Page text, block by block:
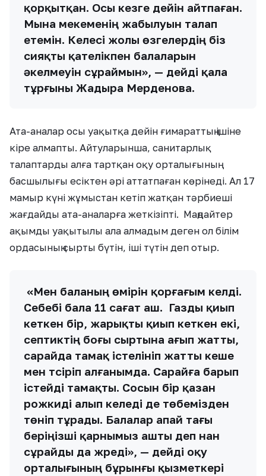
қорқытқан. Осы кезге дейін айтпаған.
Мына мекеменің жабылуын талап
етемін. Келесі жолы өзгелердің біз
сияқты қателікпен балаларын
әкелмеуін сұраймын», — дейді қала
тұрғыны Жадыра Мерденова.
Ата-аналар осы уақытқа дейін ғимараттың ішіне
кіре алмапты. Айтуларынша, санитарлық
талаптарды алға тартқан оқу орталығының
басшылығы есіктен әрі аттатпаған көрінеді. Ал 17
мамыр күні жұмыстан кетіп жатқан тәрбиеші
жағдайды ата-аналарға жеткізіпті. Маңдайтер
ақымды уақытылы ала алмадым деген ол білім
ордасының сырты бүтін, іші түтін деп отыр.
«Мен баланың өмірін қорғағым келді.
Себебі бала 11 сағат аш. Газды қиып
кеткен бір, жарықты қиып кеткен екі,
септиктің боғы сыртына ағып жатты,
сарайда тамақ істелініп жатты кеше
мен түсіріп алғанымда. Сарайға барып
істейді тамақты. Сосын бір қазан
рожкиді алып келеді де төбемізден
төніп тұрады. Балалар апай тағы
беріңізші қарнымыз ашты деп нан
сұрайды да жүреді», — дейді оқу
орталығының бұрынғы қызметкері